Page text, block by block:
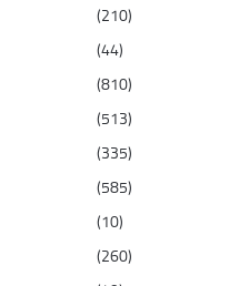
(210)
(44)
(810)
(513)
(335)
(585)
(10)
(260)